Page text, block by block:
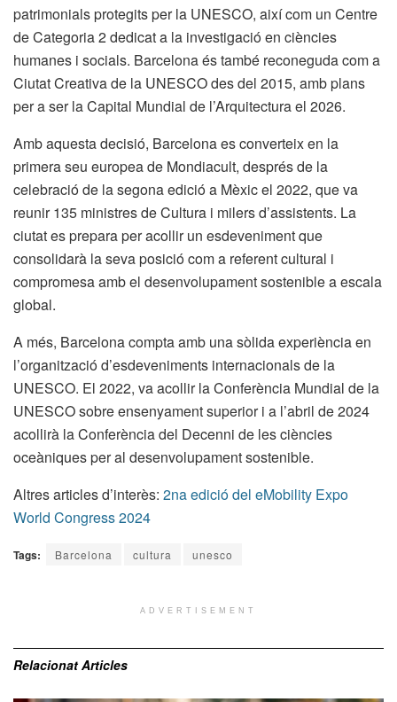
patrimonials protegits per la UNESCO, així com un Centre
de Categoria 2 dedicat a la investigació en ciències
humanes i socials. Barcelona és també reconeguda com a
Ciutat Creativa de la UNESCO des del 2015, amb plans
per a ser la Capital Mundial de l’Arquitectura el 2026.
Amb aquesta decisió, Barcelona es converteix en la
primera seu europea de Mondiacult, després de la
celebració de la segona edició a Mèxic el 2022, que va
reunir 135 ministres de Cultura i milers d’assistents. La
ciutat es prepara per acollir un esdeveniment que
consolidarà la seva posició com a referent cultural i
compromesa amb el desenvolupament sostenible a escala
global.
A més, Barcelona compta amb una sòlida experiència en
l’organització d’esdeveniments internacionals de la
UNESCO. El 2022, va acollir la Conferència Mundial de la
UNESCO sobre ensenyament superior i a l’abril de 2024
acollirà la Conferència del Decenni de les ciències
oceàniques per al desenvolupament sostenible.
Altres articles d’interès: 2na edició del eMobility Expo
World Congress 2024
Tags: Barcelona cultura unesco
ADVERTISEMENT
Relacionat Articles